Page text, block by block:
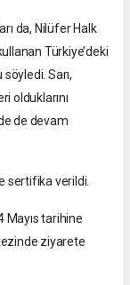
da, Nilüfer Halk
Türkiye’deki
Sarı,
olduklarını
de devam
sertifika verildi.
Mayıs tarihine
ziyarete